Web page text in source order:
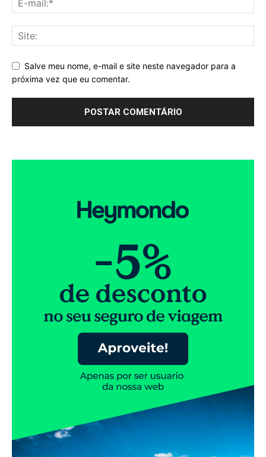
Salve meu nome, e-mail e site neste navegador para a
próxima vez que eu comentar.